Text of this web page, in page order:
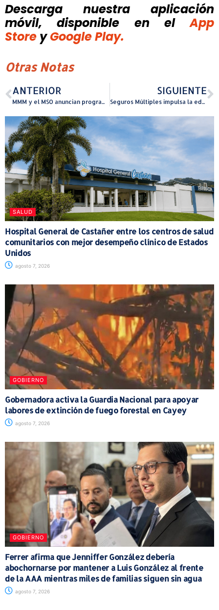
Descarga nuestra aplicación
móvil, disponible
en el
App
Store y Google Play.
Otras Notas
ANTERIOR
MMM y el MSO anuncian programa de alivio económico para futuros médicos de Puerto Rico
SIGUIENTE
Seguros Múltiples impulsa la educación universitaria con su Programa de Becas
SALUD
Hospital General de Castañer entre los centros de salud
comunitarios con mejor desempeño clínico de Estados
Unidos
agosto 7, 2026
GOBIERNO
Gobernadora activa la Guardia Nacional para apoyar
labores de extinción de fuego forestal en Cayey
agosto 7, 2026
GOBIERNO
Ferrer afirma que Jenniffer González debería
abochornarse por mantener a Luis González al frente
de la AAA mientras miles de familias siguen sin agua
agosto 7, 2026